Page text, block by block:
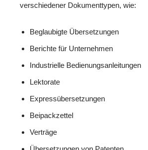
verschiedener Dokumenttypen, wie:
Beglaubigte Übersetzungen
Berichte für Unternehmen
Industrielle Bedienungsanleitungen
Lektorate
Expressübersetzungen
Beipackzettel
Verträge